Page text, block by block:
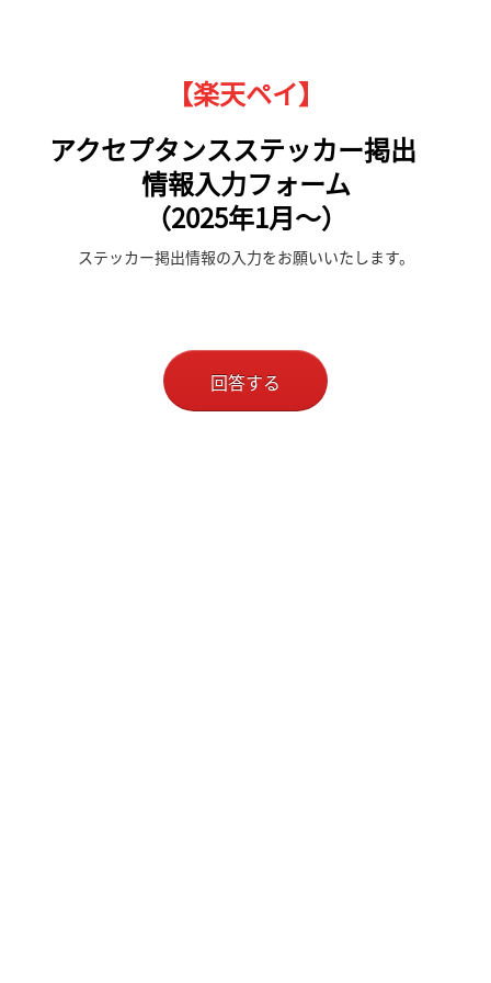
【楽天ペイ】
アクセプタンスステッカー掲出
情報入力フォーム
（2025年1月～）
ステッカー掲出情報の入力をお願いいたします。
回答する